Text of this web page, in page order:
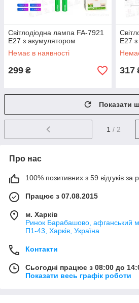
Світлодіодна лампа FA-7921
E27 з акумулятором
Немає в наявності
299 ₴
E27
317
Показати
1 / 2
Про нас
100% позитивних з 59 відгуків за
Працює з 07.08.2015
м. Харків
Ринок Барабашово, афганський
П1-43, Харків, Україна
Контакти
Сьогодні працює з 08:00 до
Показати весь графік роботи